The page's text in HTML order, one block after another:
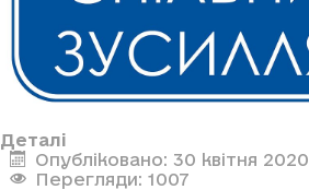
Деталі
Опубліковано: 30 квітня 2020
Перегляди: 1007